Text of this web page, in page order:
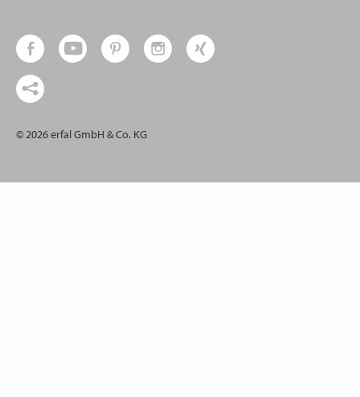
© 2026 erfal GmbH & Co. KG